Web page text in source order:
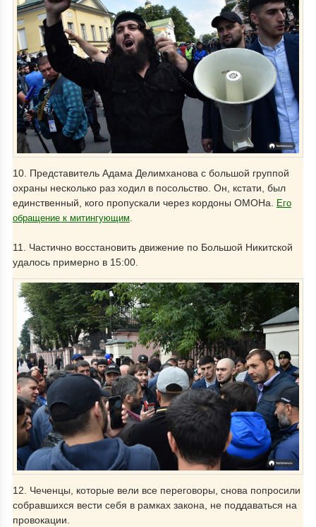
10. Представитель Адама Делимханова с большой группой
охраны несколько раз ходил в посольство. Он, кстати, был
единственный, кого пропускали через кордоны ОМОНа.
Его
обращение к митингующим
11. Частично восстановить движение по Большой Никитской
удалось примерно в 15:00.
12. Чеченцы, которые вели все переговоры, снова попросили
собравшихся вести себя в рамках закона, не поддаваться на
провокации.